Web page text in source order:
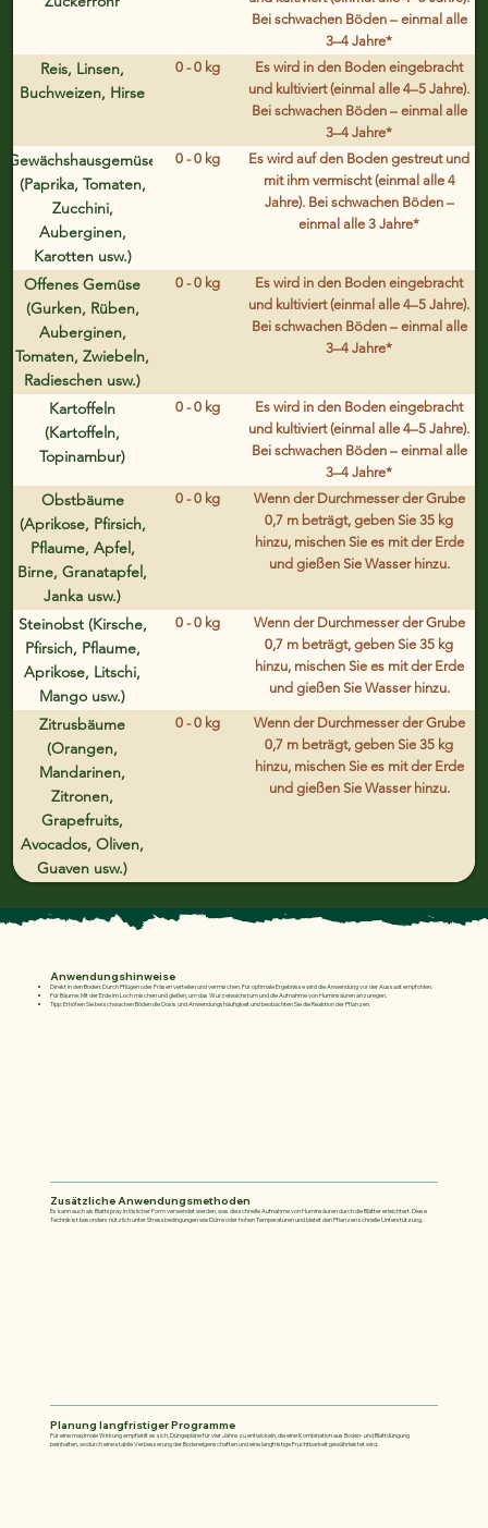
Bei schwachen Böden – einmal alle
3–4 Jahre*
Reis, Linsen,
Buchweizen, Hirse
0 - 0 kg
Es wird in den Boden eingebracht
und kultiviert (einmal alle 4–5 Jahre).
Bei schwachen Böden – einmal alle
3–4 Jahre*
Gewächshausgemüse
(Paprika, Tomaten,
Zucchini,
Auberginen,
Karotten usw.)
0 - 0 kg
Es wird auf den Boden gestreut und
mit ihm vermischt (einmal alle 4
Jahre). Bei schwachen Böden –
einmal alle 3 Jahre*
Offenes Gemüse
(Gurken, Rüben,
Auberginen,
Tomaten, Zwiebeln,
Radieschen usw.)
0 - 0 kg
Es wird in den Boden eingebracht
und kultiviert (einmal alle 4–5 Jahre).
Bei schwachen Böden – einmal alle
3–4 Jahre*
Kartoffeln
(Kartoffeln,
Topinambur)
0 - 0 kg
Es wird in den Boden eingebracht
und kultiviert (einmal alle 4–5 Jahre).
Bei schwachen Böden – einmal alle
3–4 Jahre*
Obstbäume
(Aprikose, Pfirsich,
Pflaume, Apfel,
Birne, Granatapfel,
Janka usw.)
0 - 0 kg
Wenn der Durchmesser der Grube
0,7 m beträgt, geben Sie 35 kg
hinzu, mischen Sie es mit der Erde
und gießen Sie Wasser hinzu.
Steinobst (Kirsche,
Pfirsich, Pflaume,
Aprikose, Litschi,
Mango usw.)
0 - 0 kg
Wenn der Durchmesser der Grube
0,7 m beträgt, geben Sie 35 kg
hinzu, mischen Sie es mit der Erde
und gießen Sie Wasser hinzu.
Zitrusbäume
(Orangen,
Mandarinen,
Zitronen,
Grapefruits,
Avocados, Oliven,
Guaven usw.)
0 - 0 kg
Wenn der Durchmesser der Grube
0,7 m beträgt, geben Sie 35 kg
hinzu, mischen Sie es mit der Erde
und gießen Sie Wasser hinzu.
Anwendungshinweise
Direkt in den Boden: Durch Pflügen oder Fräsen verteilen und vermischen. Für optimale Ergebnisse wird die Anwendung vor der Aussaat empfohlen.
Für Bäume: Mit der Erde im Loch mischen und gießen, um das Wurzelwachstum und die Aufnahme von Huminsäuren anzuregen.
Tipp: Erhöhen Sie bei schwachen Böden die Dosis und Anwendungshäufigkeit und beobachten Sie die Reaktion der Pflanzen.
Zusätzliche Anwendungsmethoden
Es kann auch als Blattspray in löslicher Form verwendet werden, was die schnelle Aufnahme von Huminsäuren durch die Blätter erleichtert. Diese
Technik ist besonders nützlich unter Stressbedingungen wie Dürre oder hohen Temperaturen und bietet den Pflanzen schnelle Unterstützung.
Planung langfristiger Programme
Für eine maximale Wirkung empfiehlt es sich, Düngepläne für vier Jahre zu entwickeln, die eine Kombination aus Boden- und Blattdüngung
beinhalten, wodurch eine stabile Verbesserung der Bodeneigenschaften und eine langfristige Fruchtbarkeit gewährleistet wird.